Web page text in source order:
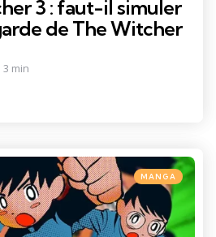
3 : faut-il simuler
de The Witcher
3 min
Categories
Posted
in
MANGA